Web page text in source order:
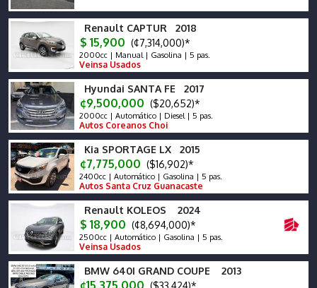
Renault CAPTUR 2018
$ 15,900 (¢7,314,000)*
2000cc | Manual | Gasolina | 5 pas.
Veinsa Usados
Hyundai SANTA FE 2017
¢9,500,000 ($20,652)*
2000cc | Automático | Diesel | 5 pas.
Autos Coreanos Choi
Kia SPORTAGE LX 2015
¢7,775,000 ($16,902)*
2400cc | Automático | Gasolina | 5 pas.
Autos Santa Cruz Guanacaste
Renault KOLEOS 2024
$ 18,900 (¢8,694,000)*
2500cc | Automático | Gasolina | 5 pas.
Veinsa Usados
BMW 640I GRAND COUPE 2013
¢15,375,000 ($33,424)*